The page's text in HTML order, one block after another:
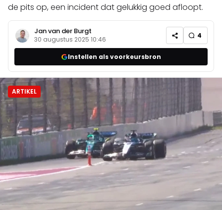
de pits op, een incident dat gelukkig goed afloopt.
Jan van der Burgt
30 augustus 2025 10:46 4
Instellen als voorkeursbron
ARTIKEL